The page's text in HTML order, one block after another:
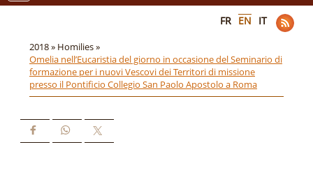
FR EN IT
2018 » Homilies »
Omelia nell’Eucaristia del giorno in occasione del Seminario di
formazione per i nuovi Vescovi dei Territori di missione
presso il Pontificio Collegio San Paolo Apostolo a Roma